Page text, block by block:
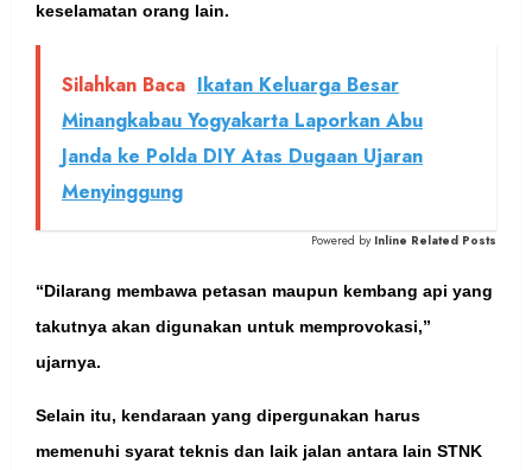
keselamatan orang lain.
Silahkan Baca Ikatan Keluarga Besar
Minangkabau Yogyakarta Laporkan Abu
Janda ke Polda DIY Atas Dugaan Ujaran
Menyinggung
Powered by Inline Related Posts
“Dilarang membawa petasan maupun kembang api yang
takutnya akan digunakan untuk memprovokasi,”
ujarnya.
Selain itu, kendaraan yang dipergunakan harus
memenuhi syarat teknis dan laik jalan antara lain STNK